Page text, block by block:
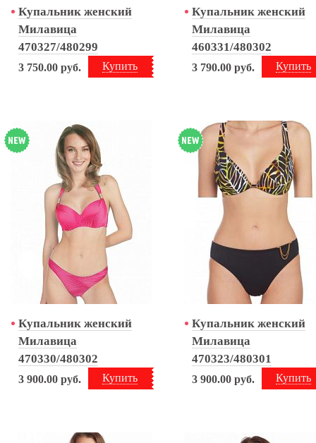
Купальник женский
Милавица
470327/480299
Купить
3 750.00 руб.
Купальник женский
Милавица
460331/480302
Купить
3 790.00 руб.
Купальник женский
Милавица
470330/480302
Купить
3 900.00 руб.
Купальник женский
Милавица
470323/480301
Купить
3 900.00 руб.